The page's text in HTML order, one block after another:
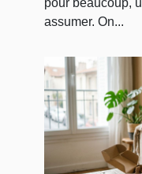
pour beaucoup,
assumer. On...